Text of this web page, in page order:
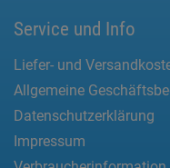
Service und Info
Liefer- und
Allgemeine
Datenschutzerklärung
Impressum